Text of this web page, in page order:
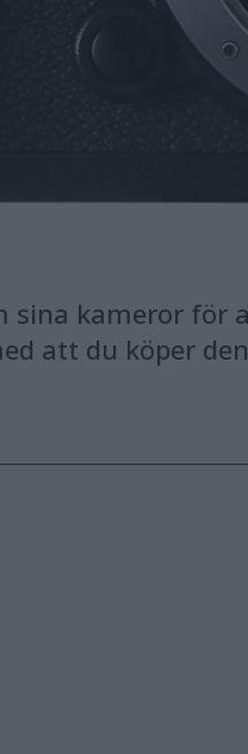
sina kameror
att du köper